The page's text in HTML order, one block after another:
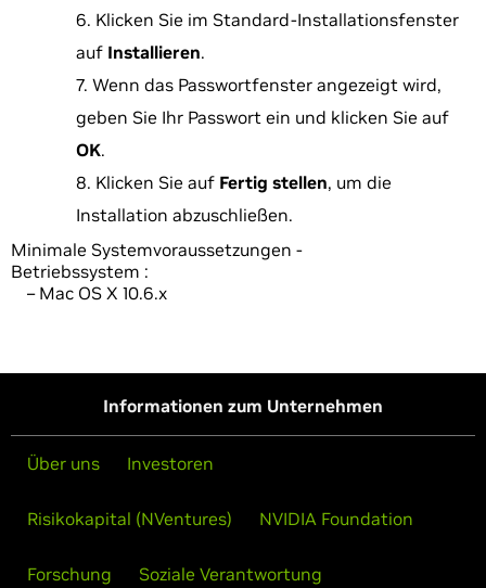
Klicken Sie im Standard-Installationsfenster
auf Installieren.
Wenn das Passwortfenster angezeigt wird,
geben Sie Ihr Passwort ein und klicken Sie auf
OK.
Klicken Sie auf Fertig stellen, um die
Installation abzuschließen.
Minimale Systemvoraussetzungen -
Betriebssystem :
– Mac OS X 10.6.x
Informationen zum Unternehmen
Über uns Investoren
Risikokapital (NVentures) NVIDIA Foundation
Forschung Soziale Verantwortung